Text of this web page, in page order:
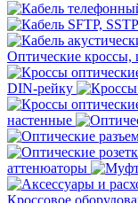
Оптические
DIN-рейку
настенные
аттенюаторы
Кроссовое